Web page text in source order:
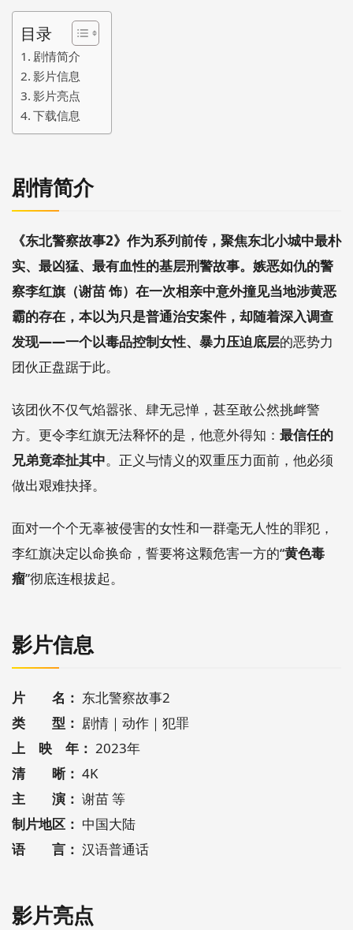
目录
剧情简介
影片信息
影片亮点
下载信息
剧情简介
《东北警察故事2》作为系列前传，聚焦东北小城中最朴
实、最凶猛、最有血性的基层刑警故事。嫉恶如仇的警
察李红旗（谢苗 饰）在一次相亲中意外撞见当地涉黄恶
霸的存在，本以为只是普通治安案件，却随着深入调查
发现——一个以毒品控制女性、暴力压迫底层的恶势力
团伙正盘踞于此。
该团伙不仅气焰嚣张、肆无忌惮，甚至敢公然挑衅警
方。更令李红旗无法释怀的是，他意外得知： 最信任的
兄弟竟牵扯其中。正义与情义的双重压力面前，他必须
做出艰难抉择。
面对一个个无辜被侵害的女性和一群毫无人性的罪犯，
李红旗决定以命换命，誓要将这颗危害一方的“黄色毒
瘤”彻底连根拔起。
影片信息
片 名： 东北警察故事2
类 型： 剧情｜动作｜犯罪
上 映 年： 2023年
清 晰： 4K
主 演： 谢苗 等
制片地区： 中国大陆
语 言： 汉语普通话
影片亮点